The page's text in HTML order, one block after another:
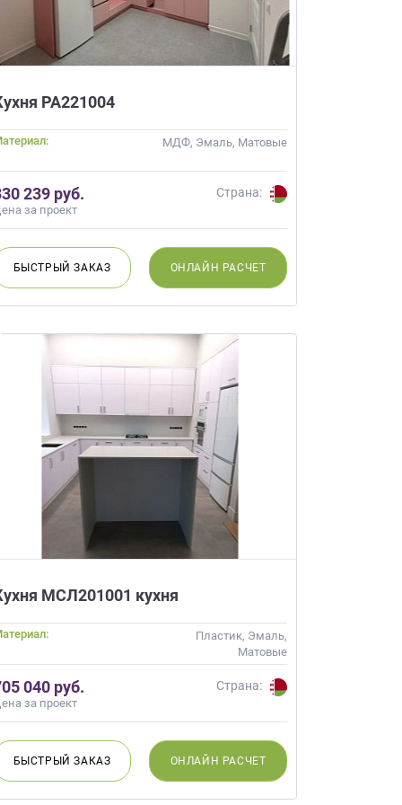
РА221004
МДФ, Эмаль, Матовые
239 руб.
за проект
Страна:
БЫСТРЫЙЗАКАЗ ОНЛАЙН РАСЧЕТ
МСЛ201001 кухня
Пластик, Эмаль,
Матовые
040 руб.
за проект
Страна:
БЫСТРЫЙЗАКАЗ ОНЛАЙН РАСЧЕТ
от
подготовит
строителей
не купите мебель.
000 т.р.
мебель не
даете
Согласие на
такжеСогласие на
×
на